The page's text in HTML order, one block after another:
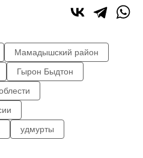
Мамадышский район
Гырон Быдтон
удмурты